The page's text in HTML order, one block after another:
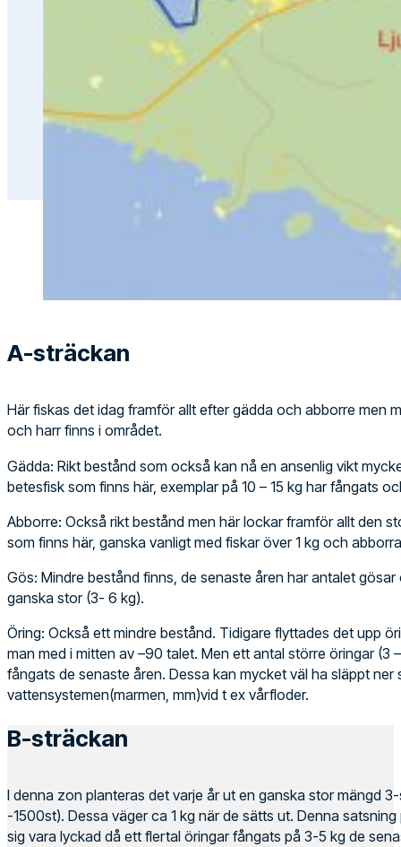
A-sträckan
Här fiskas det idag framför allt efter gädda och abborre men
och harr finns i området.
Gädda: Rikt bestånd som också kan nå en ansenlig vikt
betesfisk som finns här, exemplar på 10 – 15 kg har fångats
Abborre: Också rikt bestånd men här lockar framför allt den
som finns här, ganska vanligt med fiskar över 1 kg och
Gös: Mindre bestånd finns, de senaste åren har antalet
ganska stor (3- 6 kg).
Öring: Också ett mindre bestånd. Tidigare flyttades det upp
man med i mitten av –90 talet. Men ett antal större öringar (3
fångats de senaste åren. Dessa kan mycket väl ha släppt ner
vattensystemen(marmen, mm)vid t ex vårfloder.
B-sträckan
I denna zon planteras det varje år ut en ganska stor mängd
-1500st). Dessa väger ca 1 kg när de sätts ut. Denna
sig vara lyckad då ett flertal öringar fångats på 3-5 kg de